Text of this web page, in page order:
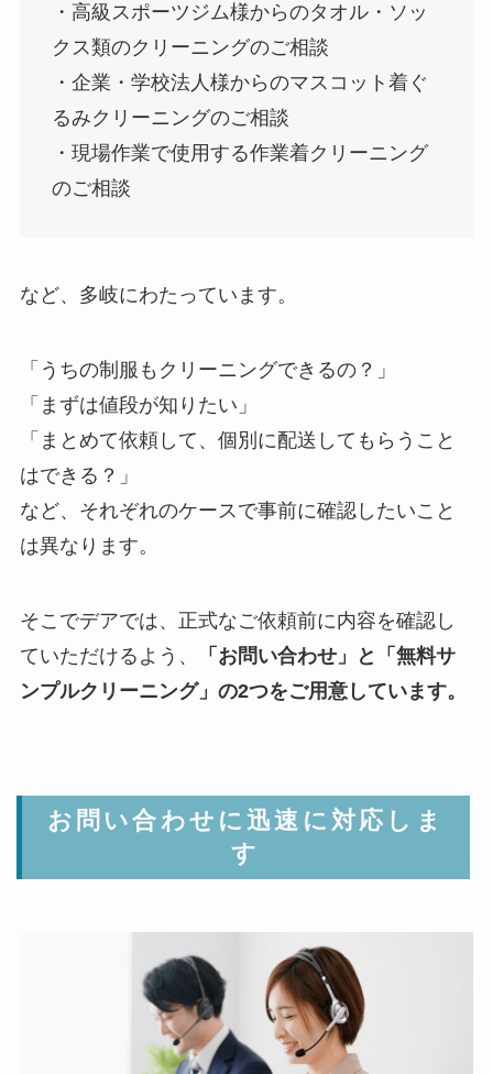
・高級スポーツジム様からのタオル・ソッ
クス類のクリーニングのご相談
・企業・学校法人様からのマスコット着ぐ
るみクリーニングのご相談
・現場作業で使用する作業着クリーニング
のご相談
など、多岐にわたっています。
「うちの制服もクリーニングできるの？」
「まずは値段が知りたい」
「まとめて依頼して、個別に配送してもらうこと
はできる？」
など、それぞれのケースで事前に確認したいこと
は異なります。
そこでデアでは、正式なご依頼前に内容を確認し
ていただけるよう、
「お問い合わせ」と「無料サ
ンプルクリーニング」の2つをご用意しています。
お問い合わせに迅速に対応しま
す